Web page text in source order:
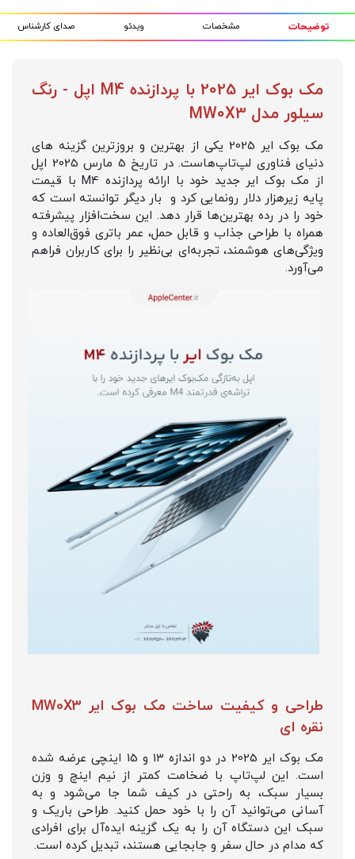
توضیحات مشخصات ویدئو صدای کارشناس
مک بوک ایر 2025 با پردازنده M4 اپل - رنگ
سیلور مدل MW0X3
مک بوک ایر 2025 یکی از بهترین و بروزترین گزینه های
دنیای فناوری لپ‌تاپ‌هاست. در تاریخ 5 مارس 2025 اپل
از مک بوک ایر جدید خود با ارائه پردازنده M4 با قیمت
پایه زیرهزار دلار رونمایی کرد و بار دیگر توانسته است که
خود را در رده بهترین‌ها قرار دهد. این سخت‌افزار پیشرفته
همراه با طراحی جذاب و قابل حمل، عمر باتری فوق‌العاده و
ویژگی‌های هوشمند، تجربه‌ای بی‌نظیر را برای کاربران فراهم
می‌آورد.
طراحی و کیفیت ساخت مک بوک ایر MW0X3
نقره ای
مک بوک ایر 2025 در دو اندازه 13 و 15 اینچی عرضه شده
است. این لپ‌تاپ با ضخامت کمتر از نیم اینچ و وزن
بسیار سبک، به راحتی در کیف شما جا می‌شود و به
آسانی می‌توانید آن را با خود حمل کنید. طراحی باریک و
سبک این دستگاه آن را به یک گزینه ایده‌آل برای افرادی
که مدام در حال سفر و جابجایی هستند، تبدیل کرده است.